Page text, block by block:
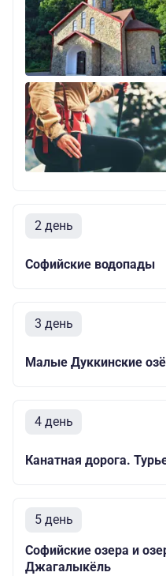
2 день
Софийские водопады
3 день
Малые Дуккинские
4 день
Канатная дорога.
5 день
Софийские озера и
Джагалыкёль